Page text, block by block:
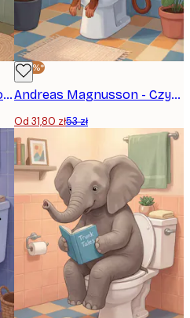
Andreas Magnusson - Spokojna łazienkowa lektura borsuka Plakat
-40%*
Andreas Magnusson - Czytająca małpa Plakat
Od 31,80 zł53 zł